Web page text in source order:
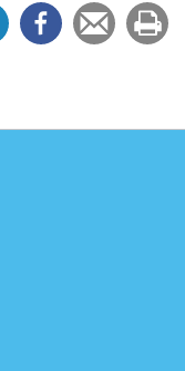
e
e
Tipsa
en
ut